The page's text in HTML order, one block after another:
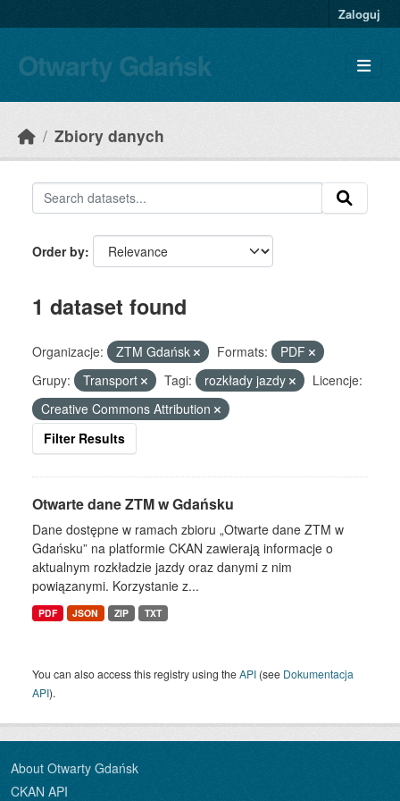
Zaloguj
Otwarty Gdańsk
Zbiory danych
Order by
1 dataset found
Organizacje: ZTM Gdańsk Formats:
PDF
Grupy:
Transport Tagi: rozkłady jazdy
Licencje:
Creative Commons Attribution
Filter Results
Otwarte dane ZTM w Gdańsku
Dane dostępne w ramach zbioru „Otwarte dane ZTM w
Gdańsku” na platformie CKAN zawierają informacje o
aktualnym rozkładzie jazdy oraz danymi z nim
powiązanymi. Korzystanie z...
PDF JSON ZIP TXT
You can also access this registry using theAPI (see Dokumentacja
API).
About Otwarty Gdańsk
CKAN API